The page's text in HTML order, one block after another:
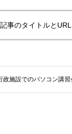
事のタイトルと
政施設でのパソコン講習